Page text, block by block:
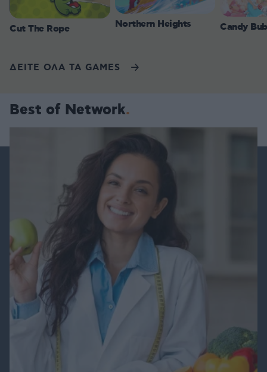
Cut The Rope Northern Heights Candy
ΔΕΙΤΕ ΟΛΑ ΤΑ GAMES
Best of Network